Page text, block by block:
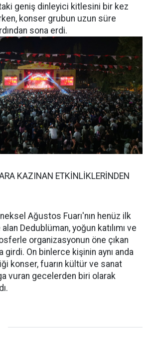
geniş dinleyici kitlesini bir kez
konser grubun uzun süre
sona erdi.
KAZINAN ETKİNLİKLERİNDEN
Ağustos Fuarı'nın henüz ilk
Dedublüman, yoğun katılımı ve
organizasyonun öne çıkan
girdi. On binlerce kişinin aynı anda
konser, fuarın kültür ve sanat
vuran gecelerden biri olarak